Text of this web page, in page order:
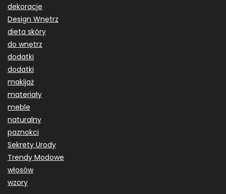
dekoracje
Design Wnętrz
dieta skóry
do wnętrz
dodatki
dodatki
makijaż
materiały
meble
naturalny
paznokci
Sekrety Urody
Trendy Modowe
włosów
wzory